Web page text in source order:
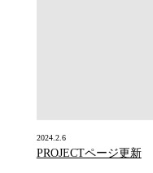
2024.2.6
PROJECTページ更新